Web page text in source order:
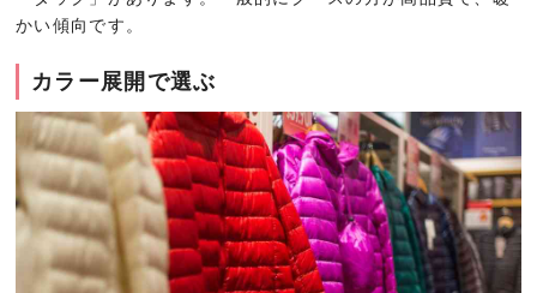
かい傾向です。
カラー展開で選ぶ